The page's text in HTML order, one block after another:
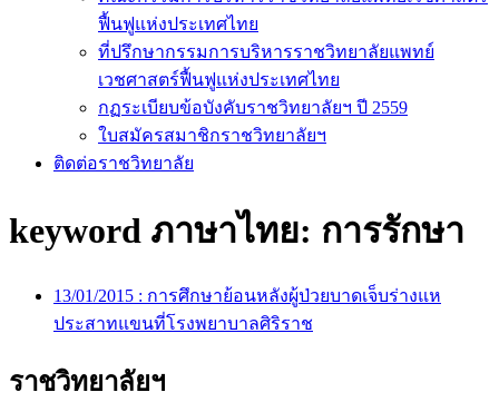
ฟื้นฟูแห่งประเทศไทย
ที่ปรึกษากรรมการบริหารราชวิทยาลัยแพทย์
เวชศาสตร์ฟื้นฟูแห่งประเทศไทย
กฏระเบียบข้อบังคับราชวิทยาลัยฯ ปี 2559
ใบสมัครสมาชิกราชวิทยาลัยฯ
ติดต่อราชวิทยาลัย
keyword ภาษาไทย: การรักษา
13/01/2015 : การศึกษาย้อนหลังผู้ป่วยบาดเจ็บร่างแห
ประสาทแขนที่โรงพยาบาลศิริราช
ราชวิทยาลัยฯ